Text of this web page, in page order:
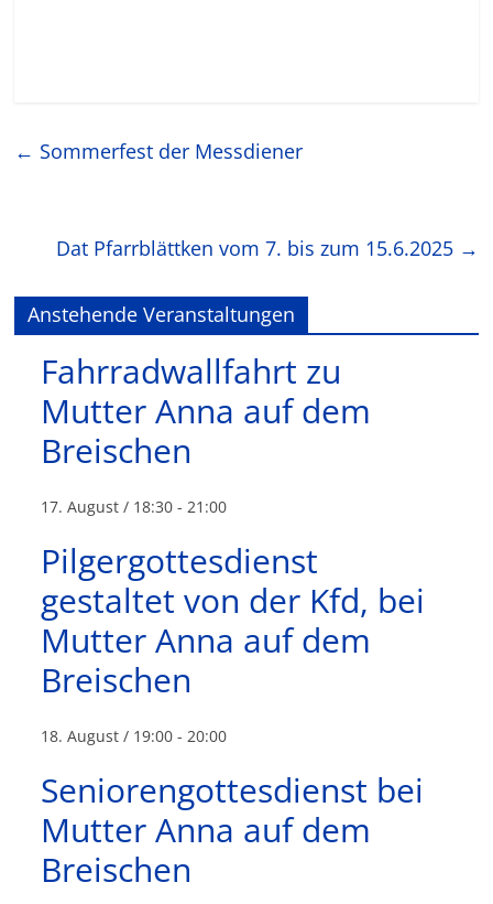
← Sommerfest der Messdiener
Dat Pfarrblättken vom 7. bis zum 15.6.2025 →
Anstehende Veranstaltungen
Fahrradwallfahrt zu
Mutter Anna auf dem
Breischen
17. August / 18:30 -21:00
Pilgergottesdienst
gestaltet von der Kfd, bei
Mutter Anna auf dem
Breischen
18. August / 19:00 -20:00
Seniorengottesdienst bei
Mutter Anna auf dem
Breischen